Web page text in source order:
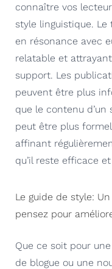
connaître vos
style linguistique.
en résonance avec
relatable et
support. Les
peuvent être plus
que le contenu d’un
peut être plus
affinant
qu’il reste efficace
Le guide de style:
pensez pour
Que ce soit pour
de blogue ou une